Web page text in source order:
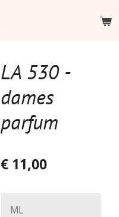
LA 530 -
dames
parfum
€ 11,00
ML